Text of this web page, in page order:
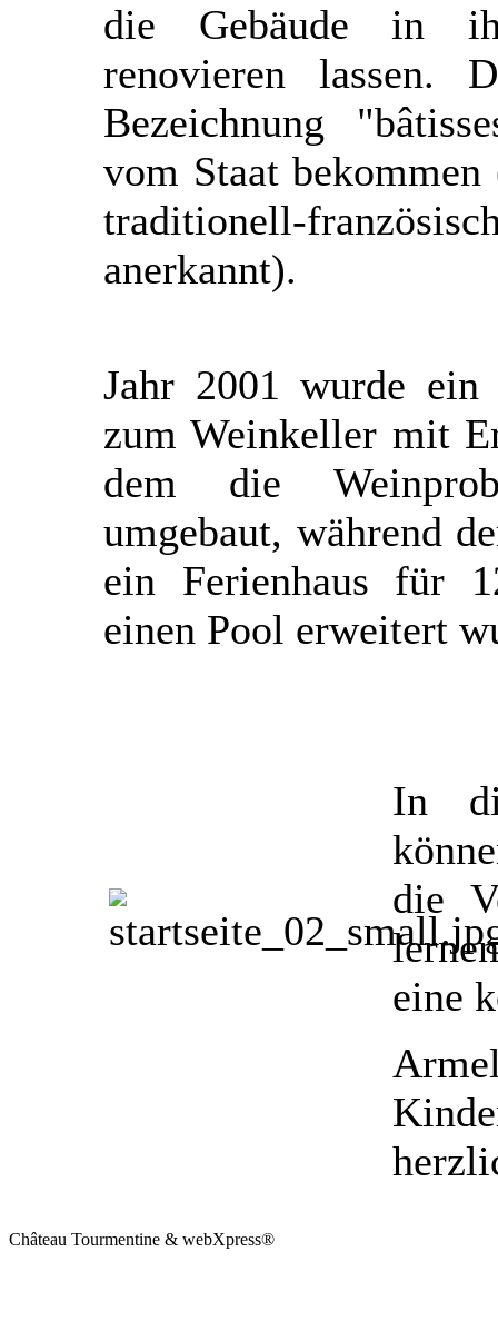
die Gebäude in
renovieren lassen.
Bezeichnung
vom Staat
traditionell-
anerkannt).
Jahr 2001 wurde ein
zum Weinkeller mit
dem die
umgebaut, während
ein Ferienhaus für
einen Pool erweitert
In
die
eine
Château Tourmentine & webXpress®